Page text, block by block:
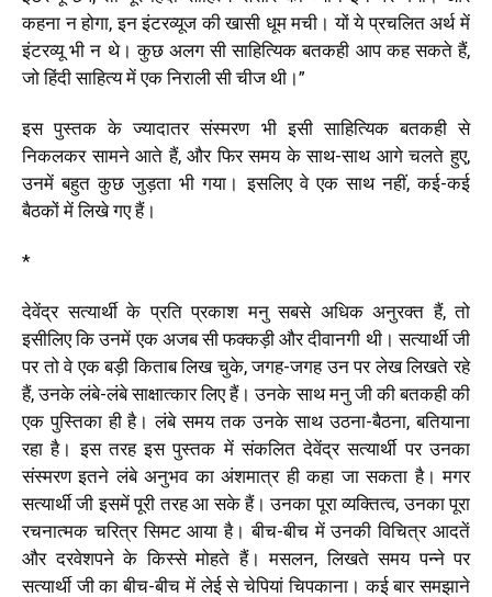
कहना न होगा, इन इंटरव्यूज की खासी धूम मची। यों ये प्रचलित अर्थ में
इंटरव्यू भी न थे। कुछ अलग सी साहित्यिक बतकही आप कह सकते हैं,
जो हिंदी साहित्य में एक निराली सी चीज थी।”
इस पुस्तक के ज्यादातर संस्मरण भी इसी साहित्यिक बतकही से
निकलकर सामने आते हैं, और फिर समय के साथ-साथ आगे चलते हुए,
उनमें बहुत कुछ जुड़ता भी गया। इसलिए वे एक साथ नहीं, कई-कई
बैठकों में लिखे गए हैं।
*
देवेंद्र सत्यार्थी के प्रति प्रकाश मनु सबसे अधिक अनुरक्त हैं, तो
इसीलिए कि उनमें एक अजब सी फक्कड़ी और दीवानगी थी। सत्यार्थी जी
पर तो वे एक बड़ी किताब लिख चुके, जगह-जगह उन पर लेख लिखते रहे
हैं, उनके लंबे-लंबे साक्षात्कार लिए हैं। उनके साथ मनु जी की बतकही की
एक पुस्तिका ही है। लंबे समय तक उनके साथ उठना-बैठना, बतियाना
रहा है। इस तरह इस पुस्तक में संकलित देवेंद्र सत्यार्थी पर उनका
संस्मरण इतने लंबे अनुभव का अंशमात्र ही कहा जा सकता है। मगर
सत्यार्थी जी इसमें पूरी तरह आ सके हैं। उनका पूरा व्यक्तित्व, उनका पूरा
रचनात्मक चरित्र सिमट आया है। बीच-बीच में उनकी विचित्र आदतें
और दरवेशपने के किस्से मोहते हैं। मसलन, लिखते समय पन्ने पर
सत्यार्थी जी का बीच-बीच में लेई से चेपियां चिपकाना। कई बार समझाने